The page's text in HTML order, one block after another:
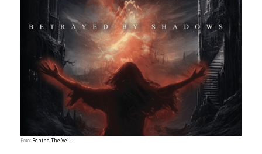
Foto: Behind The Veil